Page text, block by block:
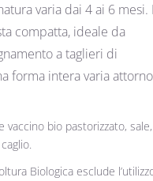
varia dai 4 ai 6 mesi.
compatta, ideale da
a taglieri di
forma intera varia attorno
vaccino bio pastorizzato, sale,
Biologica esclude